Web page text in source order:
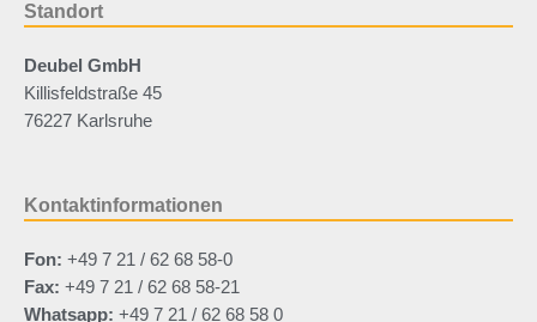
Standort
Deubel GmbH
Killisfeldstraße 45
76227 Karlsruhe
Kontaktinformationen
Fon: +49 7 21 / 62 68 58-0
Fax: +49 7 21 / 62 68 58-21
Whatsapp: +49 7 21 / 62 68 58 0